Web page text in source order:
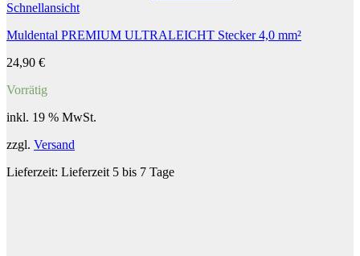
Schnellansicht
Muldental PREMIUM ULTRALEICHT Stecker 4,0 mm²
24,90 €
Vorrätig
inkl. 19 % MwSt.
zzgl. Versand
Lieferzeit: Lieferzeit 5 bis 7 Tage